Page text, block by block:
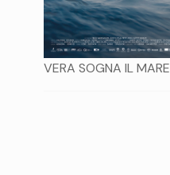
VERA SOGNA IL MARE